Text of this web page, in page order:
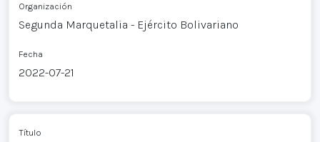
Organización
Segunda Marquetalia - Ejército Bolivariano
Fecha
2022-07-21
Título